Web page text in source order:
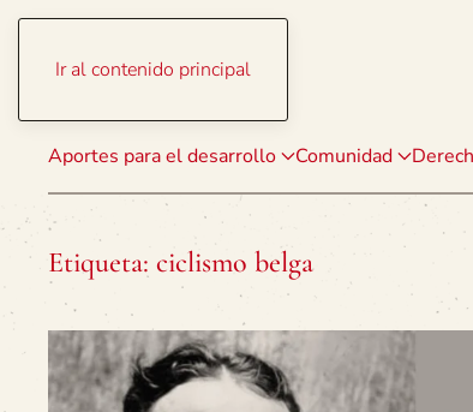
Ir al contenido principal
Aportes para el desarrollo Comunidad
Etiqueta: ciclismo belga